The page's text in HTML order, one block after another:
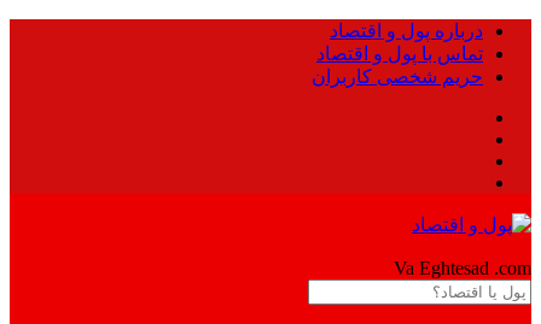
درباره پول و اقتصاد
تماس با پول و اقتصاد
حریم شخصی کاربران
Va Eghtesad .com